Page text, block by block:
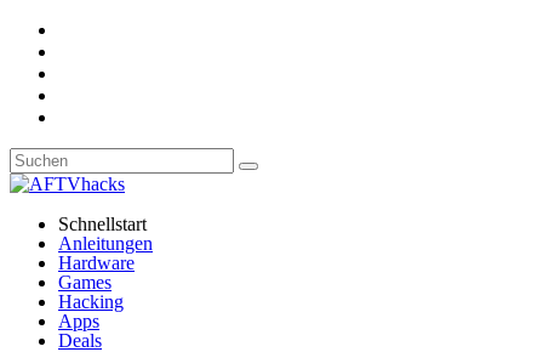
Schnellstart
Anleitungen
Hardware
Games
Hacking
Apps
Deals